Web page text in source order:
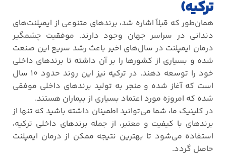
ترکیه)
همان‌طور که قبلاً اشاره شد، برندهای متنوعی از ایمپلنت‌های
دندانی در سراسر جهان وجود دارند. موفقیت چشمگیر
درمان ایمپلنت در سال‌های اخیر باعث رشد سریع این صنعت
شده و بسیاری از کشورها را بر آن داشته تا برندهای داخلی
خود را توسعه دهند. در ترکیه نیز این روند حدود ۱۰ سال
است که آغاز شده و منجر به تولید برندهای داخلی موفقی
شده که امروزه مورد اعتماد بسیاری از بیماران هستند.
در کلینیک ما، شما می‌توانید اطمینان داشته باشید که تنها از
برندهای با کیفیت و معتبر، از جمله برندهای داخلی ترکیه،
استفاده می‌شود تا بهترین نتیجه ممکن از درمان ایمپلنت
حاصل گردد.